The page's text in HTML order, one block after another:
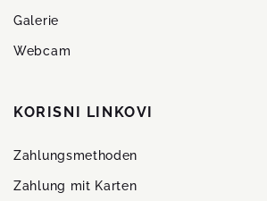
Galerie
Webcam
KORISNI LINKOVI
Zahlungsmethoden
Zahlung mit Karten